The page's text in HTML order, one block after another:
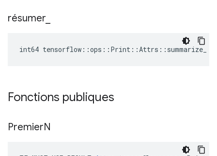
résumer
int64 tensorflow::ops::Print::Attrs::summarize_ =
Fonctions publiques
PremierN